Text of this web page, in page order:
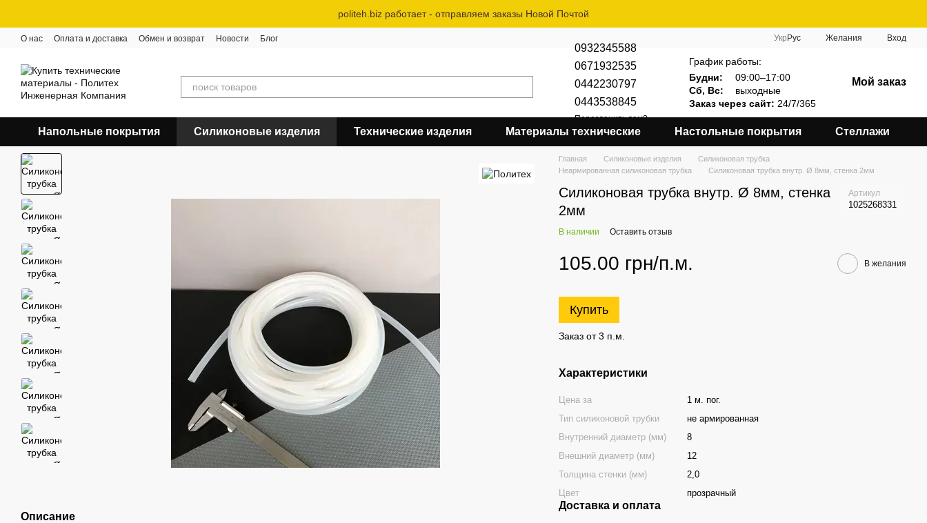
politeh.biz работает - отправляем заказы Новой Почтой
О нас Оплата и доставка Обмен и возврат Новости Блог Укр Рус Желания Вход
0932345588
0671932535
0442230797
0443538845
Перезвонить вам?
График работы:
Будни:
09:00–17:00
Сб, Вс:
выходные
Заказ через сайт: 24/7/365
Мой заказ
Напольные покрытия Силиконовые изделия Технические изделия Материалы технические Настольные покрытия Стеллажи
Описание
Главная Силиконовые изделия
Силиконовая трубка
Неармированная силиконовая трубка
Силиконовая трубка внутр. Ø 8мм, стенка 2мм
Силиконовая трубка внутр. Ø 8мм, стенка
2мм
Артикул
1025268331
В наличии Оставить отзыв
105.00 грн/п.м. В желания
Купить
Заказ от 3 п.м.
Характеристики
Цена за
1 м. пог.
Тип силиконовой трубки
не армированная
Внутренний диаметр (мм)
8
Внешний диаметр (мм)
12
Толщина стенки (мм)
2,0
Цвет
прозрачный
Доставка и оплата